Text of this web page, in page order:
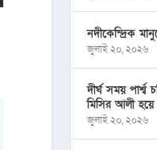
নদীকেন্দ্রিক
জুলাই ২০, ২০২৬
দীর্ঘ সময়
মিসির আলী
জুলাই ২০, ২০২৬